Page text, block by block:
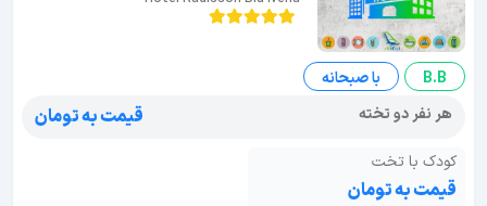
B.B
با صبحانه
هر نفر دو تخته
قیمت به تومان
کودک با تخت
قیمت به تومان